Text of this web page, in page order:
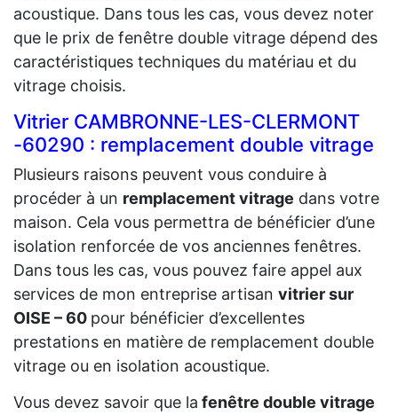
acoustique. Dans tous les cas, vous devez noter
que le prix de fenêtre double vitrage dépend des
caractéristiques techniques du matériau et du
vitrage choisis.
Vitrier CAMBRONNE-LES-CLERMONT
-60290 : remplacement double vitrage
Plusieurs raisons peuvent vous conduire à
procéder à un remplacement vitrage dans votre
maison. Cela vous permettra de bénéficier d’une
isolation renforcée de vos anciennes fenêtres.
Dans tous les cas, vous pouvez faire appel aux
services de mon entreprise artisan vitrier sur
OISE – 60 pour bénéficier d’excellentes
prestations en matière de remplacement double
vitrage ou en isolation acoustique.
Vous devez savoir que la fenêtre double vitrage